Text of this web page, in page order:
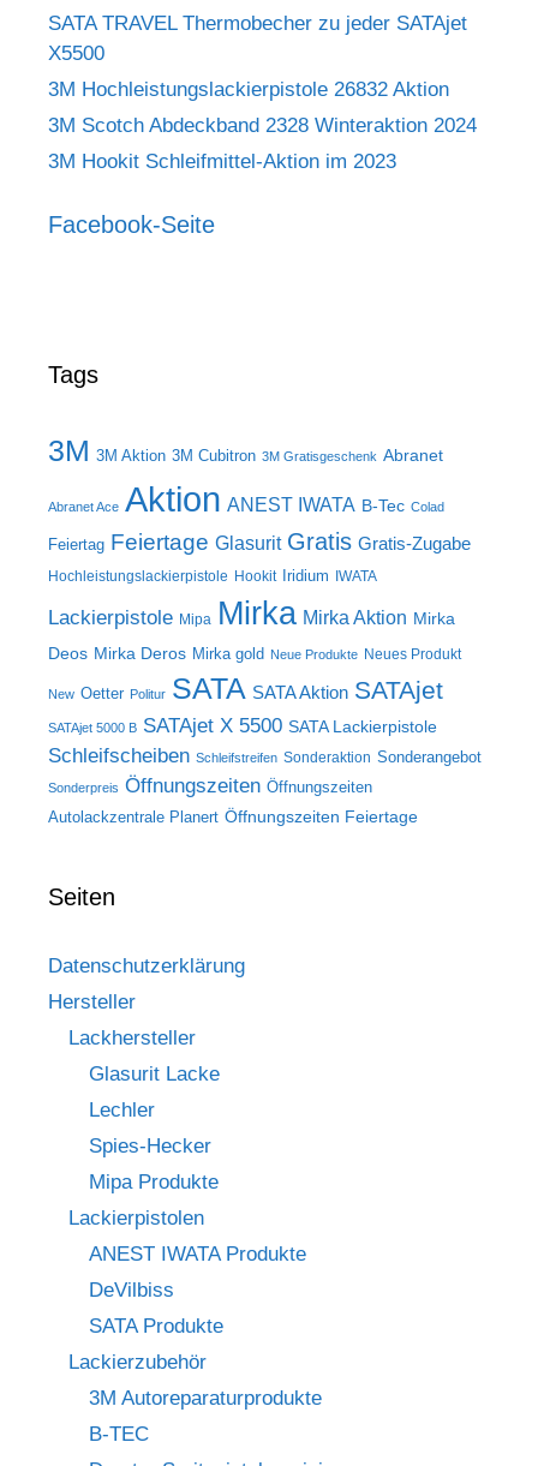
SATA TRAVEL Thermobecher zu jeder SATAjet
X5500
3M Hochleistungslackierpistole 26832 Aktion
3M Scotch Abdeckband 2328 Winteraktion 2024
3M Hookit Schleifmittel-Aktion im 2023
Facebook-Seite
Tags
3M 3M Aktion 3M Cubitron 3M Gratisgeschenk Abranet
Abranet Ace Aktion ANEST IWATA B-Tec Colad
Feiertag Feiertage Glasurit Gratis Gratis-Zugabe
Hochleistungslackierpistole Hookit Iridium IWATA
Lackierpistole Mipa Mirka Mirka Aktion Mirka
Deos Mirka Deros Mirka gold Neue Produkte Neues Produkt
New Oetter Politur SATA SATA Aktion SATAjet
SATAjet 5000 B SATAjet X 5500 SATA Lackierpistole
Schleifscheiben Schleifstreifen Sonderaktion Sonderangebot
Sonderpreis Öffnungszeiten Öffnungszeiten
Autolackzentrale Planert Öffnungszeiten Feiertage
Seiten
Datenschutzerklärung
Hersteller
Lackhersteller
Glasurit Lacke
Lechler
Spies-Hecker
Mipa Produkte
Lackierpistolen
ANEST IWATA Produkte
DeVilbiss
SATA Produkte
Lackierzubehör
3M Autoreparaturprodukte
B-TEC